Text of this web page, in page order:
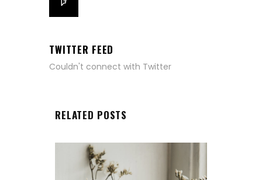
TWITTER FEED
Couldn't connect with Twitter
RELATED POSTS